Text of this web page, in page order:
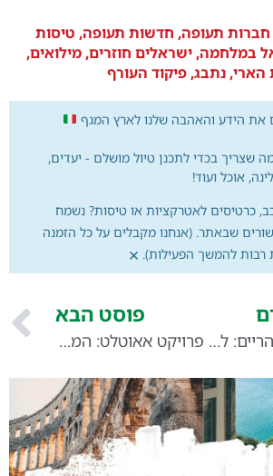
חברות תעופה, חדשות תעופה, טיסות
במלחמה, ישראלים חוזרים, מילואים,
, נתבג, פיקוד העורף
את הידע והאהבה שלנו לארץ המגף
שצריך בכדי לתכנן טיול מושלם - יעדים,
אוכל ועוד!
כרטיסים לאטרקציות או טיסות? נשמח
שבאתר. (אנחנו מקבלים על כל הזמנה
להמשך הפעילות). ×
תעלומת הצהריים: למה הכל סגור באיטליה (ואיך לא למצוא את עצמכם רעבים)
פוסט הבא
פרויקט אאוטלט: המדריך לישראלי שבא לעשות שופינג יוקרה באיטליה (בלי לצאת פראייר)